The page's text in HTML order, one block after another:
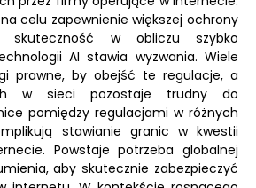
celu zapewnienie większej ochrony
skuteczność w obliczu szybko
AI stawia wyzwania. Wiele
prawne, by obejść te regulacje, a
w sieci pozostaje trudny do
pomiędzy regulacjami w różnych
stawianie granic w kwestii
Powstaje potrzeba globalnej
aby skutecznie zabezpieczyć